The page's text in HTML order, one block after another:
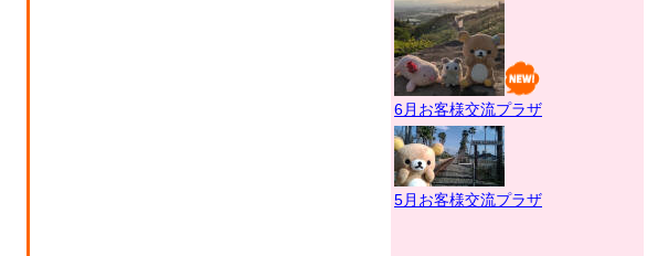
6月お客様交流プラザ
5月お客様交流プラザ